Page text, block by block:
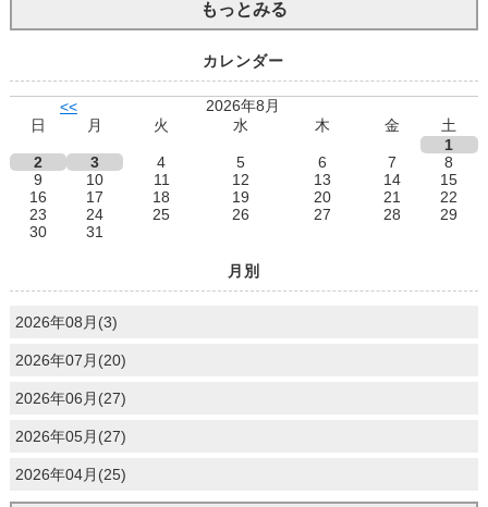
もっとみる
カレンダー
<<
2026年8月
日
月 火 水 木 金
土
1
2
3 4 5 6 7
8
9
10 11 12 13 14
15
16
17 18 19 20 21
22
23
24 25 26 27 28
29
30
31
月別
2026年08月(3)
2026年07月(20)
2026年06月(27)
2026年05月(27)
2026年04月(25)